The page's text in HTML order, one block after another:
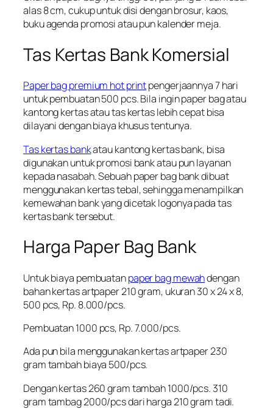
alas 8 cm, cukup untuk disi dengan brosur, kaos,
buku agenda promosi atau pun kalender meja.
Tas Kertas Bank Komersial
Paper bag premium hot printpengerjaannya 7 hari
untuk pembuatan 500 pcs. Bila ingin paper bag atau
kantong kertas atau tas kertas lebih cepat bisa
dilayani dengan biaya khusus tentunya.
Tas kertas bankatau kantong kertas bank, bisa
digunakan untuk promosi bank atau pun layanan
kepada nasabah. Sebuah paper bag bank dibuat
menggunakan kertas tebal, sehingga menampilkan
kemewahan bank yang dicetak logonya pada tas
kertas bank tersebut.
Harga Paper Bag Bank
Untuk biaya pembuatanpaper bag mewahdengan
bahan kertas artpaper 210 gram, ukuran 30 x 24 x 8,
500 pcs, Rp. 8.000/pcs.
Pembuatan 1000 pcs, Rp. 7.000/pcs.
Ada pun bila menggunakan kertas artpaper 230
gram tambah biaya 500/pcs.
Dengan kertas 260 gram tambah 1000/pcs. 310
gram tambag 2000/pcs dari harga 210 gram tadi.